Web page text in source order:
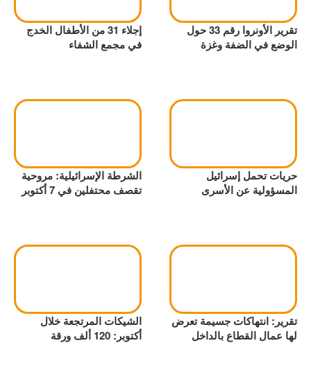
تقرير الأونروا رقم 33 حول
الوضع في الضفة وغزة
إجلاء 31 من الأطفال الخدج
في مجمع الشفاء
حريات تحمل إسرائيل
المسؤولية عن الأسرى
الشرطة الإسرائيلية: مروحية
تقصف محتفلين في 7 أكتوبر
تقرير: انتهاكات جسيمة تعرض
لها عمال القطاع بالداخل
الشيكات المرتجعة خلال
أكتوبر: 120 ألف ورقة